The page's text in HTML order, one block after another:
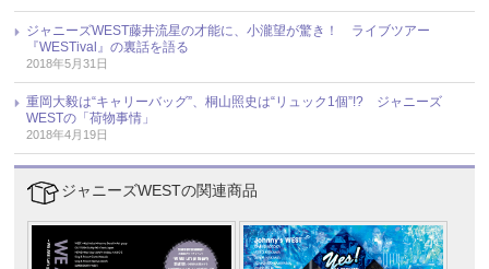
ジャニーズWEST藤井流星の才能に、小瀧望が驚き！ ライブツアー
『WESTival』の裏話を語る
2018年5月31日
重岡大毅は“キャリーバッグ”、桐山照史は“リュック1個”!? ジャニーズ
WESTの「荷物事情」
2018年4月19日
ジャニーズWESTの関連商品